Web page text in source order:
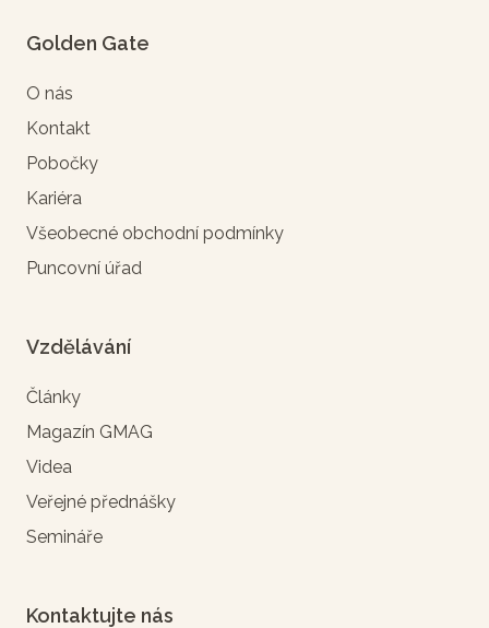
Golden Gate
O nás
Kontakt
Pobočky
Kariéra
Všeobecné obchodní podmínky
Puncovní úřad
Vzdělávání
Články
Magazín GMAG
Videa
Veřejné přednášky
Semináře
Kontaktujte nás